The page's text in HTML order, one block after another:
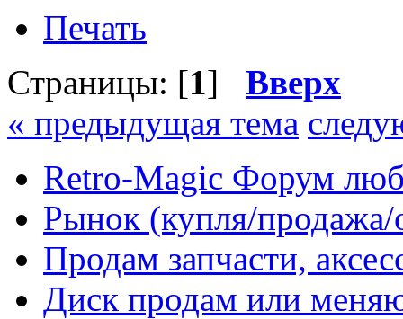
Печать
Страницы: [1] Вверх
« предыдущая тема
Retro-Magic Форум
Рынок (купля/продажа/
Продам запчасти,
Диск продам или